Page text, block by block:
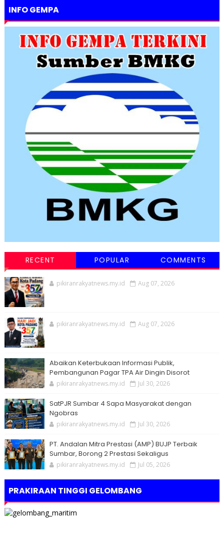
INFO GEMPA
RECENT POPULAR COMMENTS
pikiranrakyatnews.my.id Aug 07, 2026
pikiranrakyatnews.my.id Aug 07, 2026
Abaikan Keterbukaan Informasi Publik,
Pembangunan Pagar TPA Air Dingin Disorot
pikiranrakyatnews.my.id Jul 30, 2026
SatPJR Sumbar 4 Sapa Masyarakat dengan
Ngobras
pikiranrakyatnews.my.id Jul 30, 2026
PT. Andalan Mitra Prestasi (AMP) BUJP Terbaik
Sumbar, Borong 2 Prestasi Sekaligus
pikiranrakyatnews.my.id Jul 05, 2026
PRAKIRAAN TINGGI GELOMBANG